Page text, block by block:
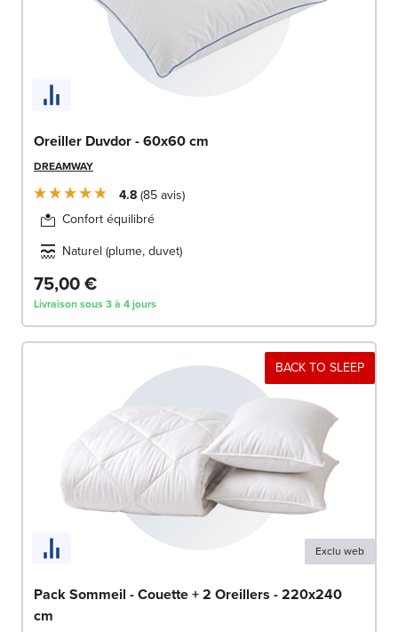
Oreiller Duvdor - 60x60 cm
DREAMWAY
4.8 85avis
Confort équilibré
Naturel (plume, duvet)
75,00 €
Livraison sous 3 à 4 jours
BACK TO SLEEP
Exclu web
Pack Sommeil - Couette + 2 Oreillers - 220x240
cm